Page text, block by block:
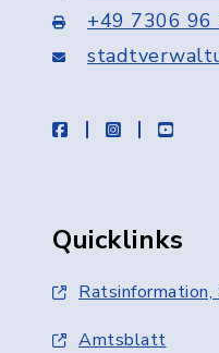
+49 7306 96
facebookinstagram
Quicklinks
Amtsblatt